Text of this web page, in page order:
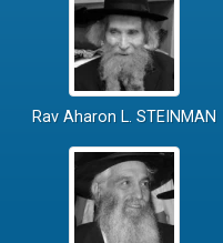
Rav Aharon L. STEINMAN